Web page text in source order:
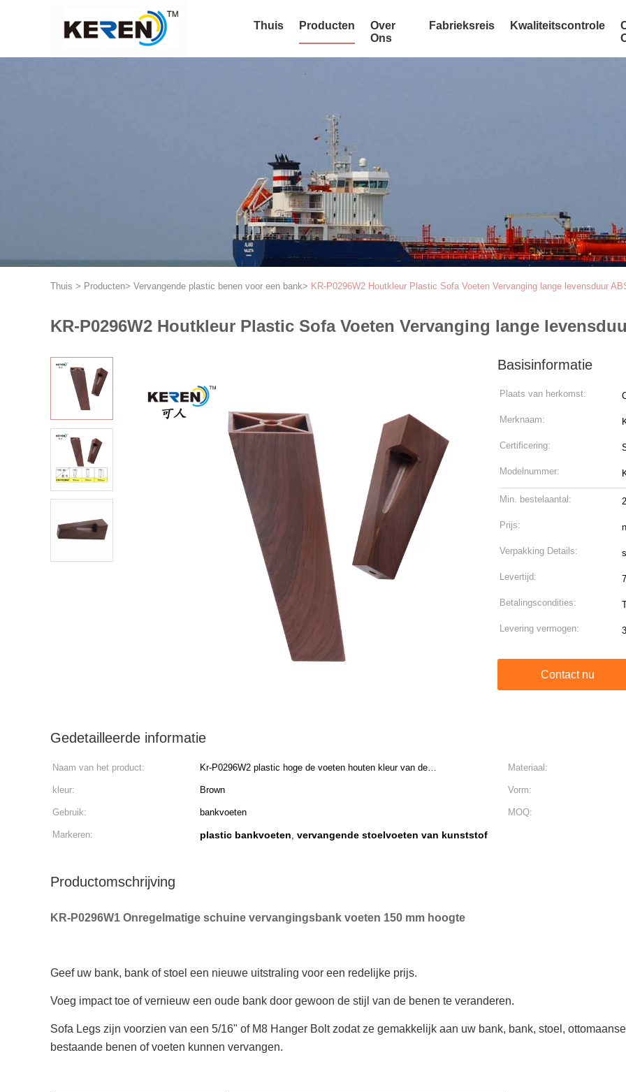
Thuis Producten
Over
Ons
Fabrieksreis Kwaliteitscontrole
Thuis > Producten> Vervangende plastic benen voor een bank> KR-P0296W2 Houtkleur Plastic Sofa Voeten Vervanging lange levensduur
KR-P0296W2 Houtkleur Plastic Sofa Voeten Vervanging lange
Basisinformatie
Plaats van herkomst:
Merknaam:
Certificering:
Modelnummer:
Min. bestelaantal:
Prijs:
Verpakking Details:
Levertijd:
Betalingscondities:
Levering vermogen:
Contact nu
Gedetailleerde informatie
Naam van het product:
Kr-P0296W2 plastic hoge de voeten houten kleur van de
vervangingsbank - kwaliteit
Materiaal:
kleur: Brown Vorm:
Gebruik: bankvoeten MOQ:
Markeren: plastic bankvoeten, vervangende stoelvoeten van kunststof
Productomschrijving
KR-P0296W1 Onregelmatige schuine vervangingsbank voeten 150 mm hoogte
Geef uw bank, bank of stoel een nieuwe uitstraling voor een redelijke prijs.
Voeg impact toe of vernieuw een oude bank door gewoon de stijl van de benen te veranderen.
Sofa Legs zijn voorzien van een 5/16" of M8 Hanger Bolt zodat ze gemakkelijk aan uw bank, bank, stoel,
bestaande benen of voeten kunnen vervangen.